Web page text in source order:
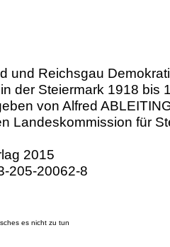
und Reichsgau
der Steiermark 1918 bis
von Alfred
Landeskommission für
2015
205-20062-8
es nicht zu tun